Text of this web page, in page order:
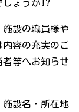
しょうか!?
設の職員様や
容の充実のご
等へお知らせ
施設名・所在地